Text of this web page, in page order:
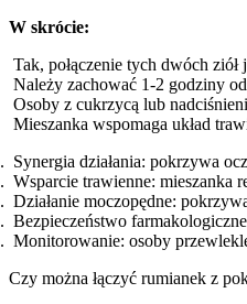
W skrócie:
Tak, połączenie tych dwóch
Należy zachować 1-2 godziny
Osoby z cukrzycą lub
Mieszanka wspomaga układ
Synergia działania: pokrzywa
Wsparcie trawienne: mieszanka
Działanie moczopędne:
Bezpieczeństwo
Monitorowanie: osoby
Czy można łączyć rumianek z